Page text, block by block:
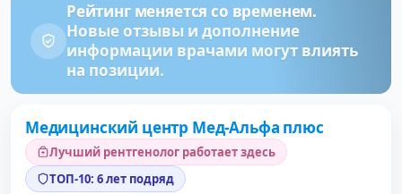
Рейтинг меняется со временем.
Новые отзывы и дополнение
информации врачами могут влиять
на позиции.
Медицинский центр Мед-Альфа плюс
Лучший рентгенолог работает здесь
ТОП-10: 6 лет подряд